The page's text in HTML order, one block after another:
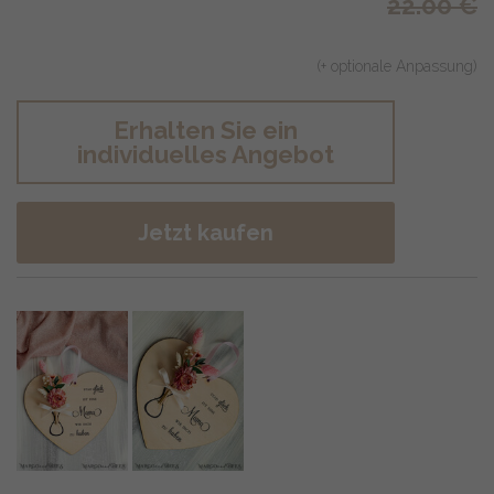
22.00€
(+ optionale Anpassung)
Erhalten Sie ein
individuelles Angebot
Jetzt kaufen